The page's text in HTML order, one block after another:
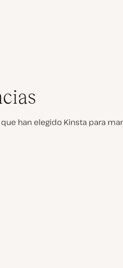
han elegido Kinsta para